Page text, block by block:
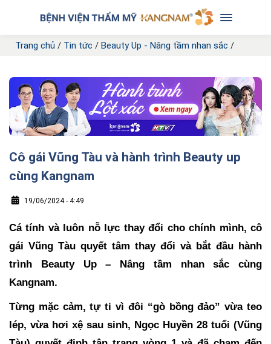
Trang chủ / Tin tức / Beauty Up - Nâng tầm nhan sắc /
Cô gái Vũng Tàu và hành trình Beauty up
cùng Kangnam
19/06/2024 - 4:49
Cá tính và luôn nỗ lực thay đổi cho chính mình, cô
gái Vũng Tàu quyết tâm thay đổi và bắt đầu hành
trình Beauty Up – Nâng tầm nhan sắc cùng
Kangnam.
Từng mặc cảm, tự ti vì đôi “gò bồng đảo” vừa teo
lép, vừa hơi xệ sau sinh, Ngọc Huyền 28 tuổi (Vũng